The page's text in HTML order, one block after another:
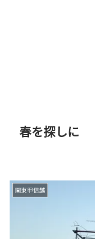
春を探しに
関東甲信越